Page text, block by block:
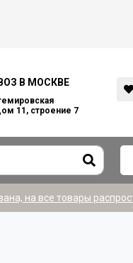
В МОСКВЕ
11, строение 7
на все товары